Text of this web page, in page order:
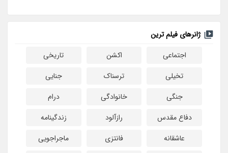
ژانرهای فیلم ترین
اجتماعی
اکشن
تاریخی
تخیلی
ترسناک
جنایی
جنگی
خانوادگی
درام
دفاع مقدس
رازآلود
زندگینامه
عاشقانه
فانتزی
ماجراجویی